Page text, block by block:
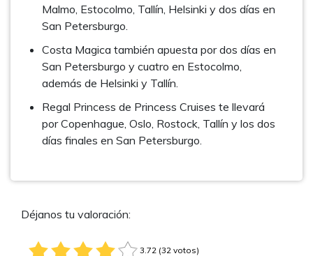
Malmo, Estocolmo, Tallín, Helsinki y dos días en
San Petersburgo.
Costa Magica también apuesta por dos días en
San Petersburgo y cuatro en Estocolmo,
además de Helsinki y Tallín.
Regal Princess de Princess Cruises te llevará
por Copenhague, Oslo, Rostock, Tallín y los dos
días finales en San Petersburgo.
Déjanos tu valoración:
3.72 (32 votos)